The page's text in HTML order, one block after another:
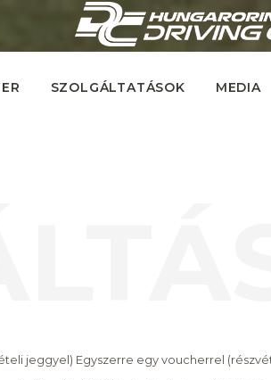
SZOLGÁLTATÁSOK MEDIA
jeggyel) Egyszerre egy voucherrel